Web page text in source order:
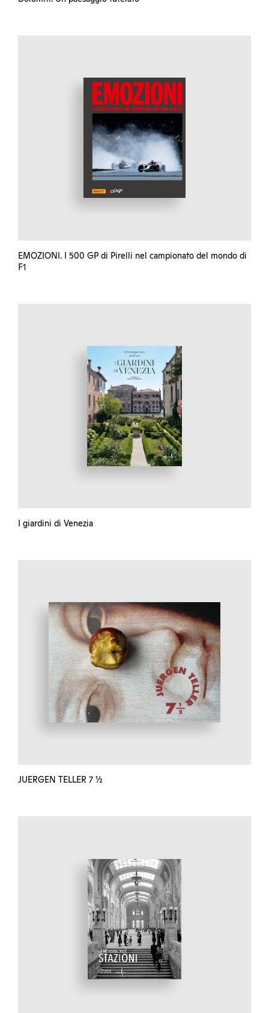
EMOZIONI. I 500 GP di Pirelli nel campionato del mondo di
F1
I giardini di Venezia
JUERGEN TELLER 7 ½